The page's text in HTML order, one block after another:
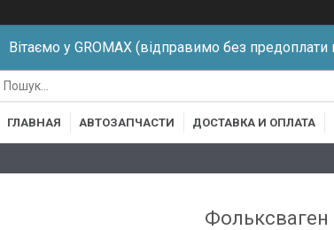
Вітаємо у GROMAX (відправимо без
ГЛАВНАЯ АВТОЗАПЧАСТИ ДОСТАВКА И ОПЛАТА
Фольксваген